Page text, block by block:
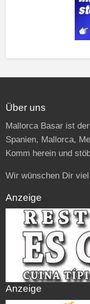
Über uns
Mallorca Basar ist
Spanien, Mallorca,
Komm herein und
Wir wünschen Dir
Anzeige
Anzeige